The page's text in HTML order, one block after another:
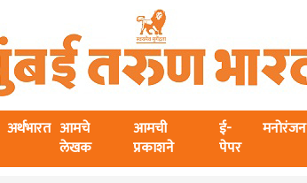
अर्थभारत आमचे
लेखक
आमची
प्रकाशने
ई-
पेपर
मनोरंजन